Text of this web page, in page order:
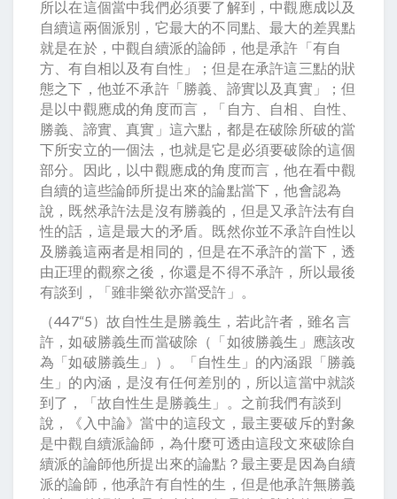
所以在這個當中我們必須要了解到，中觀應成以及
自續這兩個派別，它最大的不同點、最大的差異點
就是在於，中觀自續派的論師，他是承許「有自
方、有自相以及有自性」；但是在承許這三點的狀
態之下，他並不承許「勝義、諦實以及真實」；但
是以中觀應成的角度而言，「自方、自相、自性、
勝義、諦實、真實」這六點，都是在破除所破的當
下所安立的一個法，也就是它是必須要破除的這個
部分。因此，以中觀應成的角度而言，他在看中觀
自續的這些論師所提出來的論點當下，他會認為
說，既然承許法是沒有勝義的，但是又承許法有自
性的話，這是最大的矛盾。既然你並不承許自性以
及勝義這兩者是相同的，但是在不承許的當下，透
由正理的觀察之後，你還是不得不承許，所以最後
有談到，「雖非樂欲亦當受許」。
（447“5）故自性生是勝義生，若此許者，雖名言
許，如破勝義生而當破除（「如彼勝義生」應該改
為「如破勝義生」）。「自性生」的內涵跟「勝義
生」的內涵，是沒有任何差別的，所以這當中就談
到了，「故自性生是勝義生」。之前我們有談到
說，《入中論》當中的這段文，最主要破斥的對象
是中觀自續派論師，為什麼可透由這段文來破除自
續派的論師他所提出來的論點？最主要是因為自續
派的論師，他承許有自性的生，但是他承許無勝義